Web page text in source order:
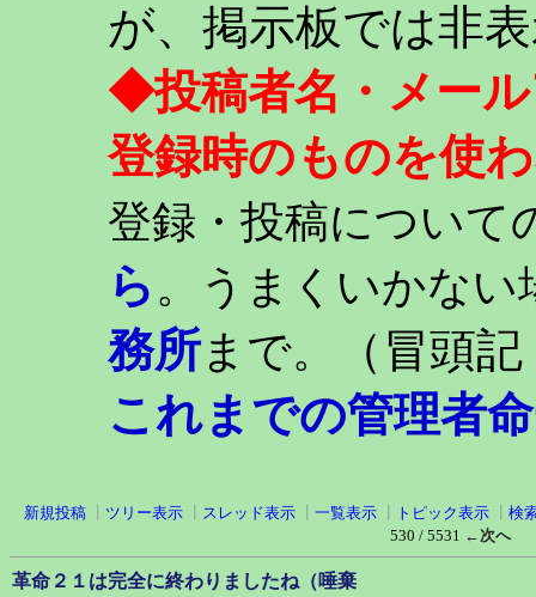
が、掲示板では非
◆投稿者名・メー
登録時のものを使
登録・投稿について
ら。うまくいかない
務所まで。 （冒
これまでの管理者
新規投稿 ツリー表示 スレッド表示 一覧表示 トピック表示
検
530 / 5531 ←次へ
革命２１は完全に終わりましたね（唾棄